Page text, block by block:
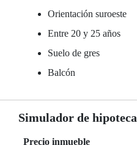
Orientación suroeste
Entre 20 y 25 años
Suelo de gres
Balcón
Simulador de hipoteca
Precio inmueble